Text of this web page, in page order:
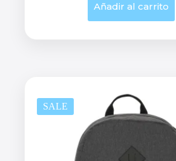
Añadir al carrito
SALE